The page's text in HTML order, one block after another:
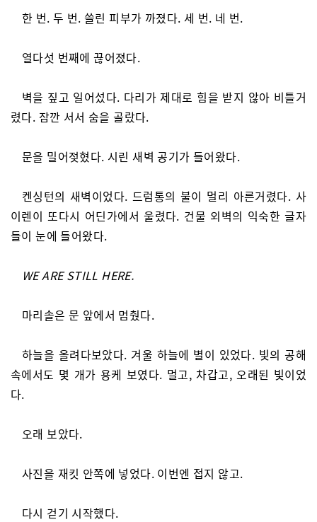
한 번. 두 번. 쓸린 피부가 까졌다. 세 번. 네 번.
열다섯 번째에 끊어졌다.
벽을 짚고 일어섰다. 다리가 제대로 힘을 받지 않아 비틀거
렸다. 잠깐 서서 숨을 골랐다.
문을 밀어젖혔다. 시린 새벽 공기가 들어왔다.
켄싱턴의 새벽이었다. 드럼통의 불이 멀리 아른거렸다. 사
이렌이 또다시 어딘가에서 울렸다. 건물 외벽의 익숙한 글자
들이 눈에 들어왔다.
WE ARE STILL HERE.
마리솔은 문 앞에서 멈췄다.
하늘을 올려다보았다. 겨울 하늘에 별이 있었다. 빛의 공해
속에서도 몇 개가 용케 보였다. 멀고, 차갑고, 오래된 빛이었
다.
오래 보았다.
사진을 재킷 안쪽에 넣었다. 이번엔 접지 않고.
다시 걷기 시작했다.